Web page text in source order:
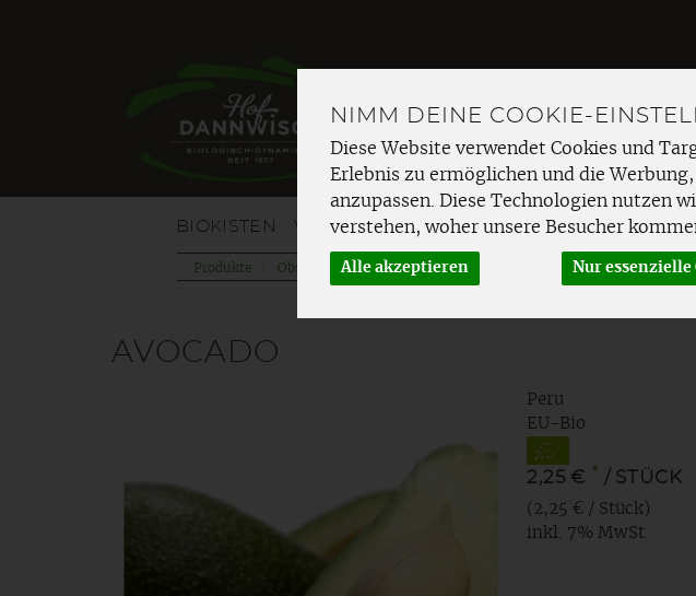
NIMM DEINE COOKIE-
Diese Website verwendet Cookies und
Erlebnis zu ermöglichen und die
anzupassen. Diese Technologien nutzen
verstehen, woher unsere Besucher
Alle akzeptieren Nur
Produkt
BIOKISTEN VOM HOF OBST GEMÜSE
Produkte Obst Südfrüchte
AVOCADO
Peru
EU-Bio
2,25 € * / STÜCK
(2,25 € / Stück)
inkl. 7% MwSt.